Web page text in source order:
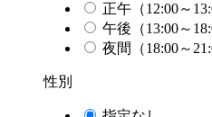
正午（12:00～
午後（13:00～
夜間（18:00～
性別